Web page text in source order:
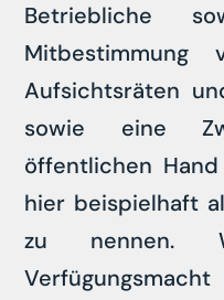
Betriebliche
Mitbestimmung
Aufsichtsräten
sowie eine
öffentlichen
hier beispielhaft
zu nennen.